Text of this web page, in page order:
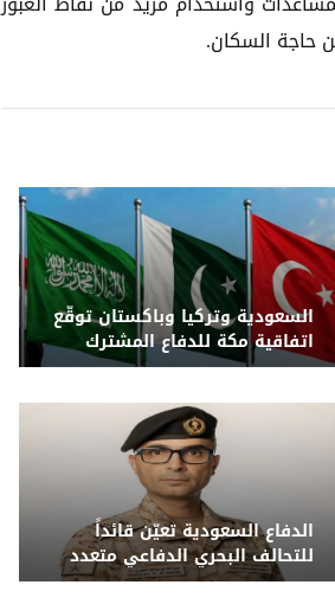
حاجة السكان.
السعودية وتركيا وباكستان توقّع
اتفاقية مكة للدفاع المشترك
الدفاع السعودية تعيّن قائداً
للتحالف البحري الدفاعي متعدد
الجنسيات